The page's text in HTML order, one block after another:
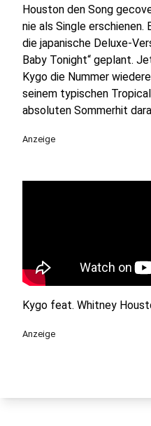
Houston den Song
nie als Single erschienen.
die japanische Deluxe-
Baby Tonight“ geplant.
Kygo die Nummer
seinem typischen
absoluten Sommerhit
Anzeige
Kygo feat. Whitney
Anzeige